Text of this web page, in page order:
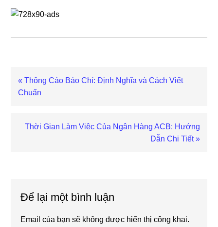
Previous
Post:
« Thông Cáo Báo Chí: Định Nghĩa và Cách Viết
Chuẩn
Next
Thời Gian Làm Việc Của Ngân Hàng ACB: Hướng
Dẫn Chi Tiết »
Để lại một bình luận
Email của bạn sẽ không được hiển thị công khai.